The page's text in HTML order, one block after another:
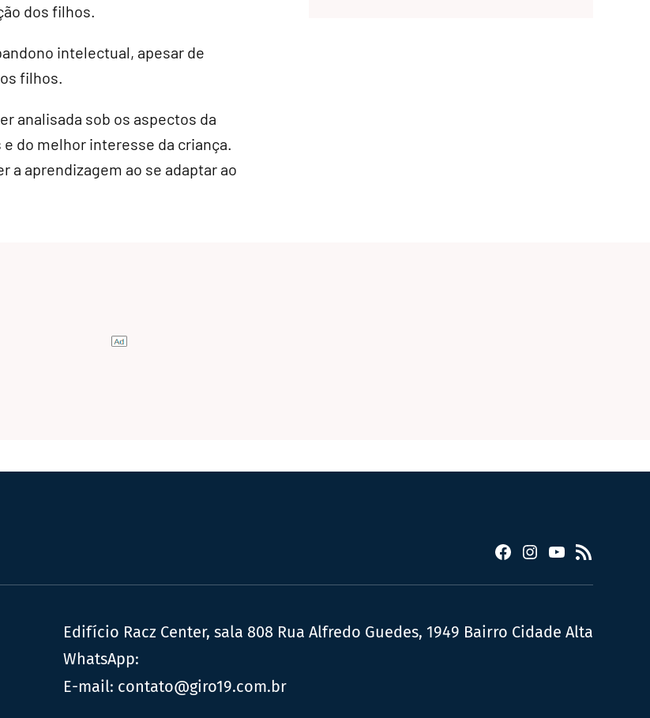
dos filhos.
intelectual, apesar de
filhos.
analisada sob os aspectos da
do melhor interesse da criança.
a aprendizagem ao se adaptar ao
Facebook
Instagram
YouTube
RSS
Edifício Racz Center, sala 808 Rua Alfredo Guedes, 1949 Bairro Cidade Alta
WhatsApp:
E-mail: contato@giro19.com.br